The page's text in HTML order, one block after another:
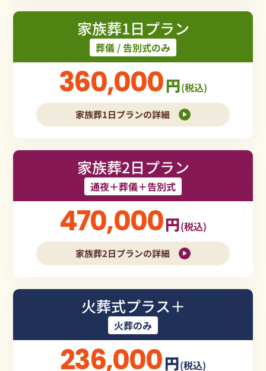
家族葬1日プラン
葬儀 / 告別式のみ
360,000円(税込)
家族葬1日プランの詳細
家族葬2日プラン
通夜＋葬儀＋告別式
470,000円(税込)
家族葬2日プランの詳細
火葬式プラス＋
火葬のみ
236,000円(税込)